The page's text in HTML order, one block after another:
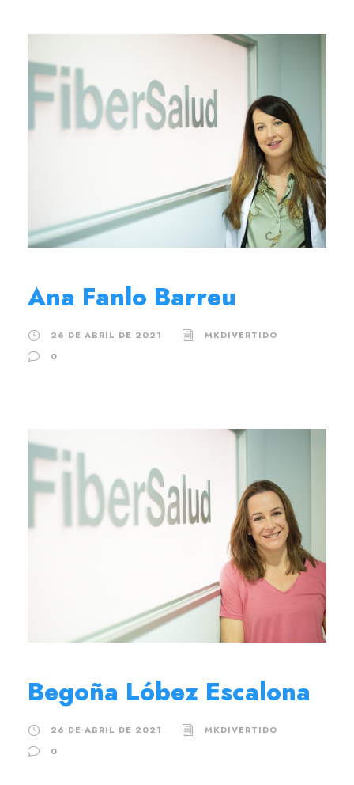
Ana Fanlo Barreu
26 DE ABRIL DE 2021
MKDIVERTIDO
0
Begoña Lóbez Escalona
26 DE ABRIL DE 2021
MKDIVERTIDO
0